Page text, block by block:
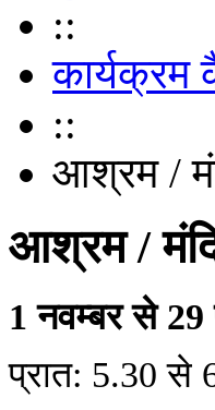
::
::
आश्रम /
आश्रम /
1 नवम्बर से
प्रात: 5.30 से